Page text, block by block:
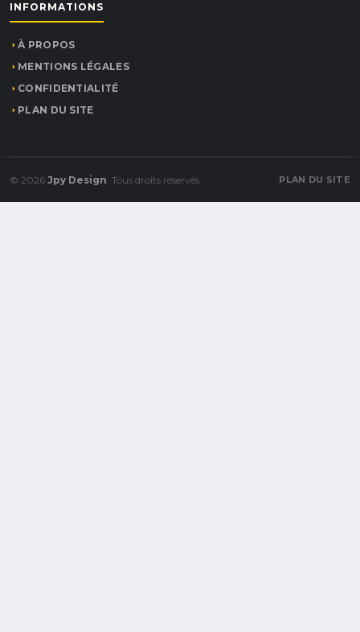
INFORMATIONS
À PROPOS
MENTIONS LÉGALES
CONFIDENTIALITÉ
PLAN DU SITE
© 2026 Jpy Design. Tous droits réservés. PLAN DU SITE